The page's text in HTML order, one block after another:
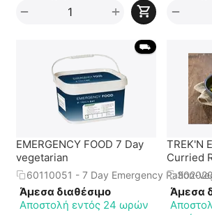
+
− −
⛟
EMERGENCY FOOD 7 Day
vegetarian
60110051 - 7 Day Emergency Ration-
Άμεσα διαθέσιμο
Αποστολή εντός 24 ωρών
TREK'N
Curried
Άμεσα